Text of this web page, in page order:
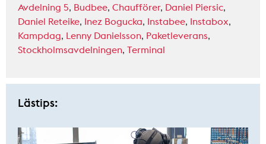
Avdelning 5, Budbee, Chaufförer, Daniel Piersic,
Daniel Reteike, Inez Bogucka, Instabee, Instabox,
Kampdag, Lenny Danielsson, Paketleverans,
Stockholmsavdelningen, Terminal
Lästips: